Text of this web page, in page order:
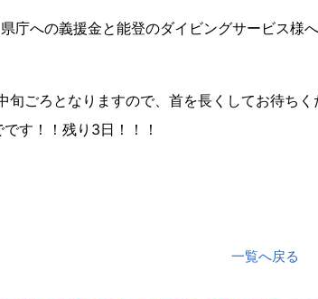
庁への義援金と能登のダイビングサービス様
旬ごろとなりますので、首を長くしてお待ちく
す！！残り3日！！！
一覧へ戻る